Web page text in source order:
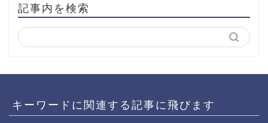
記事内を検索
キーワードに関連する記事に飛びます